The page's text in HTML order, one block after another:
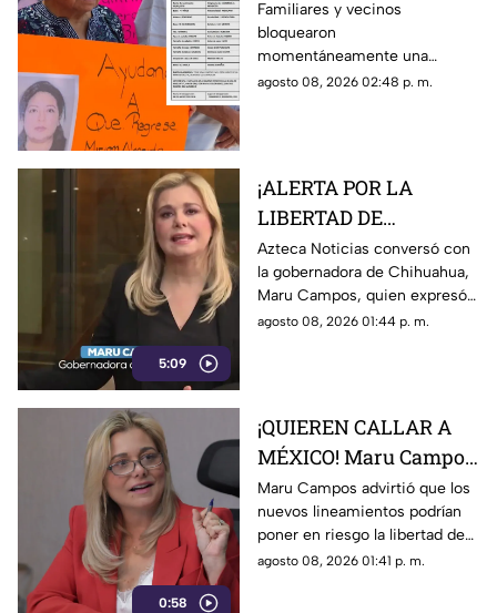
por desaparición de
comerciante; ¿qué exige
su familia?
Familiares y vecinos
bloquearon
momentáneamente una
avenida de Camerino Z.
agosto 08, 2026 02:48 p. m.
5:09
¡ALERTA POR LA
LIBERTAD DE
EXPRESIÓN! Maru
Campos advierte
posibles riesgos por
nuevos lineamientos
Azteca Noticias conversó con
la gobernadora de Chihuahua,
Maru Campos, quien expresó
su preocupación por los
agosto 08, 2026 01:44 p. m.
0:58
¡QUIEREN CALLAR A
MÉXICO! Maru Campos
alerta por nuevos
lineamientos y posible
censura
Maru Campos advirtió que los
nuevos lineamientos podrían
poner en riesgo la libertad de
expresión y abrir la puerta a
agosto 08, 2026 01:41 p. m.